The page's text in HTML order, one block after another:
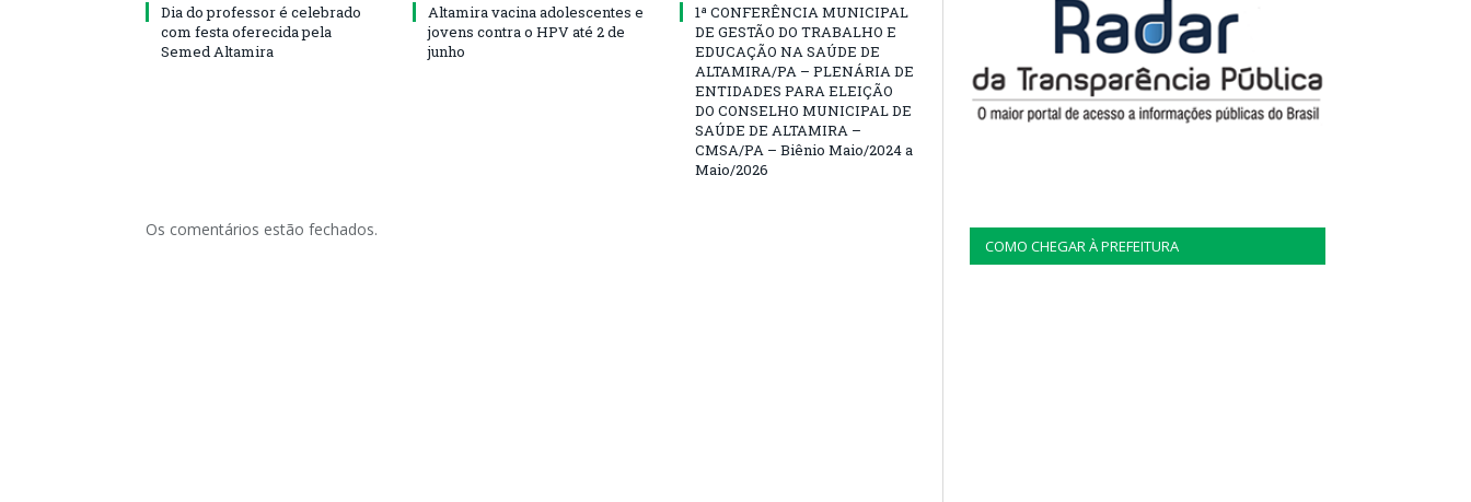
Dia do professor é celebrado
com festa oferecida pela
Semed Altamira
Altamira vacina adolescentes e
jovens contra o HPV até 2 de
junho
1ª CONFERÊNCIA MUNICIPAL
DE GESTÃO DO TRABALHO E
EDUCAÇÃO NA SAÚDE DE
ALTAMIRA/PA – PLENÁRIA DE
ENTIDADES PARA ELEIÇÃO
DO CONSELHO MUNICIPAL DE
SAÚDE DE ALTAMIRA –
CMSA/PA – Biênio Maio/2024 a
Maio/2026
Os comentários estão fechados.
COMO CHEGAR À PREFEITURA